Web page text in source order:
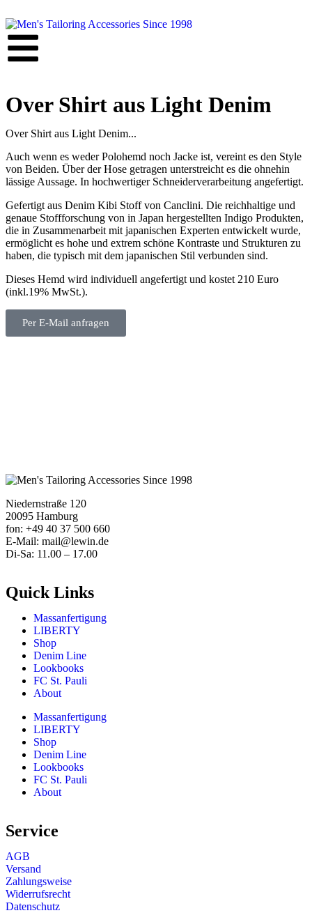
Over Shirt aus Light Denim
Over Shirt aus Light Denim...
Auch wenn es weder Polohemd noch Jacke ist, vereint es den Style
von Beiden. Über der Hose getragen unterstreicht es die ohnehin
lässige Aussage. In hochwertiger Schneiderverarbeitung angefertigt.
Gefertigt aus Denim Kibi Stoff von Canclini. Die reichhaltige und
genaue Stoffforschung von in Japan hergestellten Indigo Produkten,
die in Zusammenarbeit mit japanischen Experten entwickelt wurde,
ermöglicht es hohe und extrem schöne Kontraste und Strukturen zu
haben, die typisch mit dem japanischen Stil verbunden sind.
Dieses Hemd wird individuell angefertigt und kostet 210 Euro
(inkl.19% MwSt.).
Per E-Mail anfragen
Niedernstraße 120
20095 Hamburg
fon: +49 40 37 500 660
E-Mail: mail@lewin.de
Di-Sa: 11.00 – 17.00
Quick Links
Massanfertigung
LIBERTY
Shop
Denim Line
Lookbooks
FC St. Pauli
About
Massanfertigung
LIBERTY
Shop
Denim Line
Lookbooks
FC St. Pauli
About
Service
AGB
Versand
Zahlungsweise
Widerrufsrecht
Datenschutz